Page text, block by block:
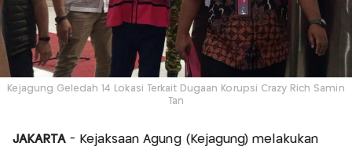
Kejagung Geledah 14 Lokasi Terkait Dugaan Korupsi Crazy Rich Samin
Tan
JAKARTA - Kejaksaan Agung (Kejagung) melakukan